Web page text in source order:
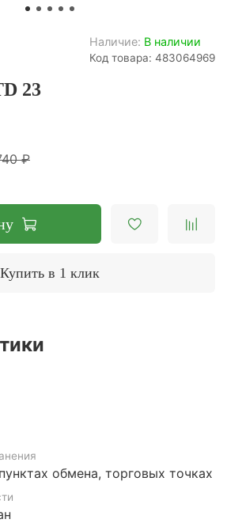
Наличие: В наличии
Код товара: 483064969
23
₽
Купить в 1 клик
обмена, торговых точках